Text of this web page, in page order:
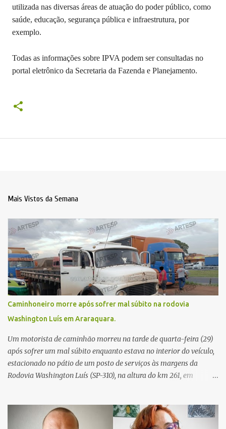
utilizada nas diversas áreas de atuação do poder público, como
saúde, educação, segurança pública e infraestrutura, por
exemplo.
Todas as informações sobre IPVA podem ser consultadas no
portal eletrônico da Secretaria da Fazenda e Planejamento.
Mais Vistos da Semana
Caminhoneiro morre após sofrer mal súbito na rodovia
Washington Luís em Araraquara.
Um motorista de caminhão morreu na tarde de quarta-feira (29)
após sofrer um mal súbito enquanto estava no interior do veículo,
estacionado no pátio de um posto de serviços às margens da
Rodovia Washington Luís (SP-310), na altura do km 261, em
relatos de que havia um condutor inconsciente dentro de um
caminhão. Equipes de resgate foram rapidamente deslocadas ao